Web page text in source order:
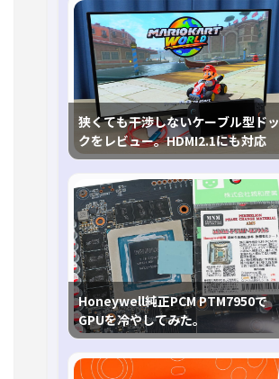
狭くても干渉しないケーブル型ドッ
クをレビュー。HDMI2.1にも対応
Honeywell純正PCM PTM7950で
GPUを冷やしてみた。